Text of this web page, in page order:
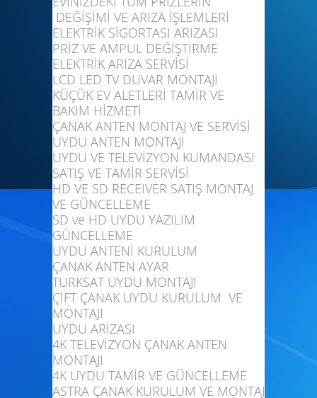
DEĞİŞİMİ VE ARIZA İŞLEMLERİ
ELEKTRİK SİGORTASI ARIZASI
PRİZ VE AMPUL DEĞİŞTİRME
ELEKTRİK ARIZA SERVİSİ
LCD LED TV DUVAR MONTAJI
KÜÇÜK EV ALETLERİ TAMİR VE
BAKIM HİZMETİ
ÇANAK ANTEN MONTAJ VE SERVİSİ
UYDU ANTEN MONTAJI
UYDU VE TELEVİZYON KUMANDASI
SATIŞ VE TAMİR SERVİSİ
HD VE SD RECEIVER SATIŞ MONTAJ
VE GÜNCELLEME
SD ve HD UYDU YAZILIM
GÜNCELLEME
UYDU ANTENİ KURULUM
ÇANAK ANTEN AYAR
TURKSAT UYDU MONTAJI
ÇİFT ÇANAK UYDU KURULUM VE
MONTAJI
UYDU ARIZASI
4K TELEVİZYON ÇANAK ANTEN
MONTAJI
4K UYDU TAMİR VE GÜNCELLEME
ASTRA ÇANAK KURULUM VE MONTAJ